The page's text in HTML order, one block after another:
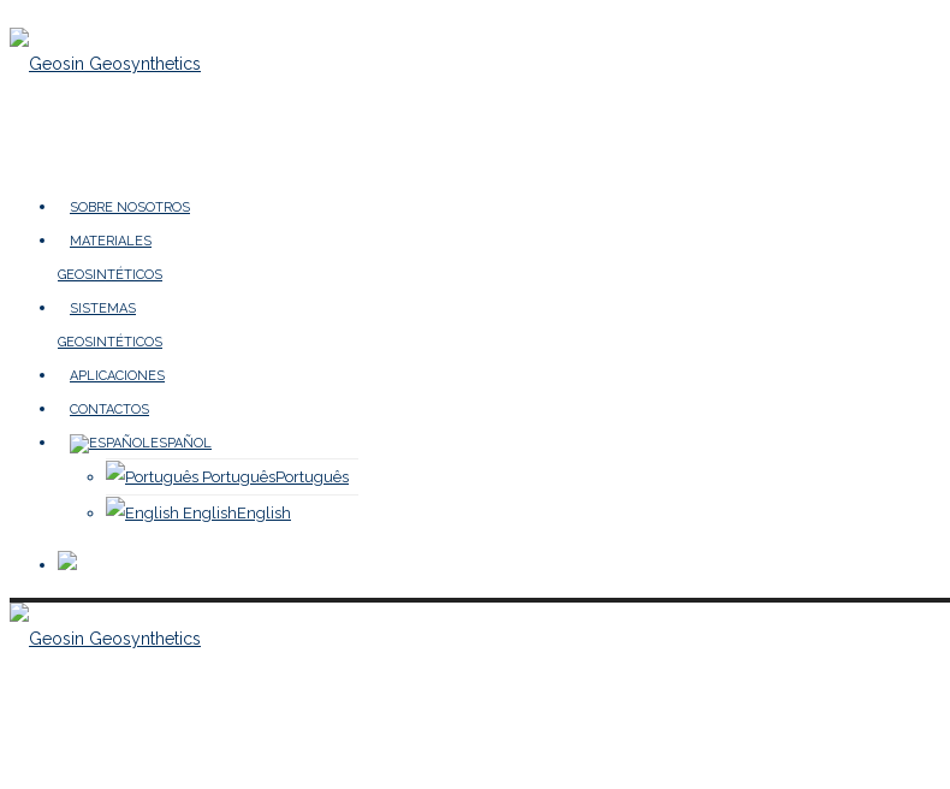
SOBRE NOSOTROS
MATERIALES
GEOSINTÉTICOS
SISTEMAS
GEOSINTÉTICOS
APLICACIONES
CONTACTOS
ESPAÑOL
PortuguêsPortuguês
EnglishEnglish